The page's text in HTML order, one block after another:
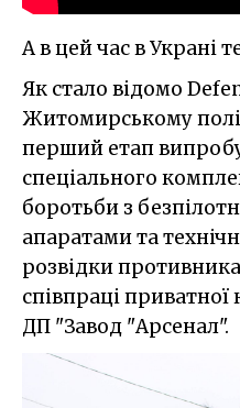
А в цей час в Украні
Як стало відомо
Житомирському
перший етап
спеціального
боротьби з
апаратами та
розвідки
співпраці
ДП "Завод "Арсенал".